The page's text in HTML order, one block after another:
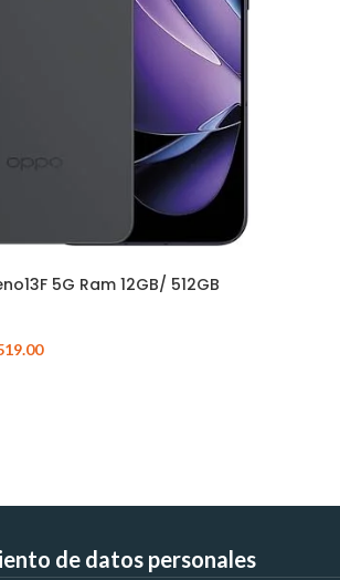
5G Ram 12GB/ 512GB
de datos personales